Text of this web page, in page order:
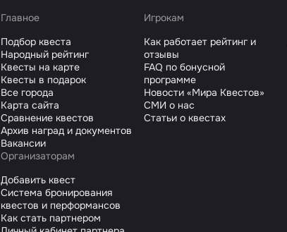
Главное
Подбор квеста
Народный рейтинг
Квесты на карте
Квесты в подарок
Все города
Карта сайта
Сравнение квестов
Архив наград и документов
Вакансии
Игрокам
Как работает рейтинг и
отзывы
FAQ по бонусной
программе
Новости «Мира Квестов»
СМИ о нас
Статьи о квестах
Организаторам
Добавить квест
Система бронирования
квестов и перформансов
Как стать партнером